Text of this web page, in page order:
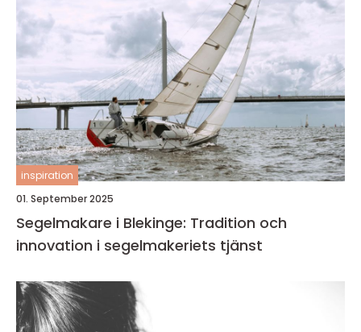
inspiration
01. September 2025
Segelmakare i Blekinge: Tradition och
innovation i segelmakeriets tjänst